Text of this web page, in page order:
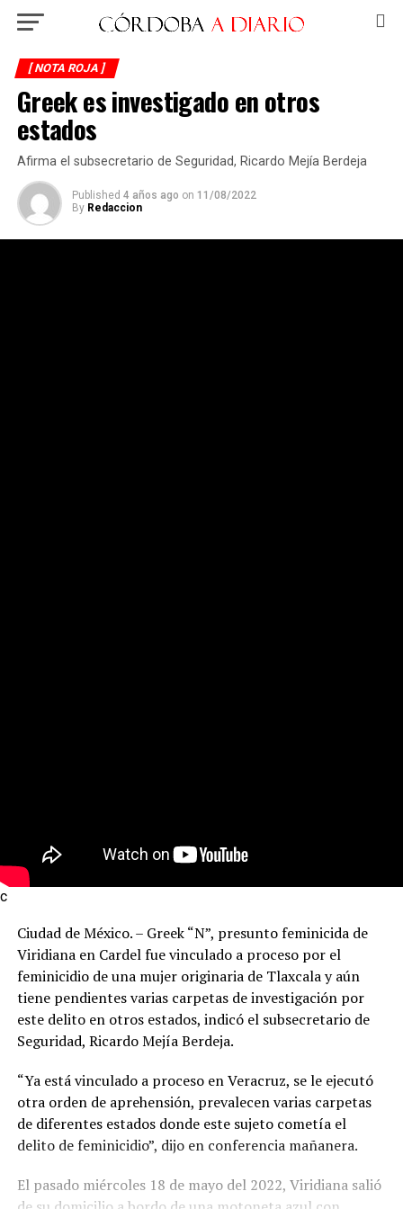
[ NOTA ROJA ]
Greek es investigado en otros
estados
Afirma el subsecretario de Seguridad, Ricardo Mejía Berdeja
Published 4 años ago on 11/08/2022
By Redaccion
c
Ciudad de México. – Greek “N”, presunto feminicida de
Viridiana en Cardel fue vinculado a proceso por el
feminicidio de una mujer originaria de Tlaxcala y aún
tiene pendientes varias carpetas de investigación por
este delito en otros estados, indicó el subsecretario de
Seguridad, Ricardo Mejía Berdeja.
“Ya está vinculado a proceso en Veracruz, se le ejecutó
otra orden de aprehensión, prevalecen varias carpetas
de diferentes estados donde este sujeto cometía el
delito de feminicidio”, dijo en conferencia mañanera.
El pasado miércoles 18 de mayo del 2022, Viridiana salió